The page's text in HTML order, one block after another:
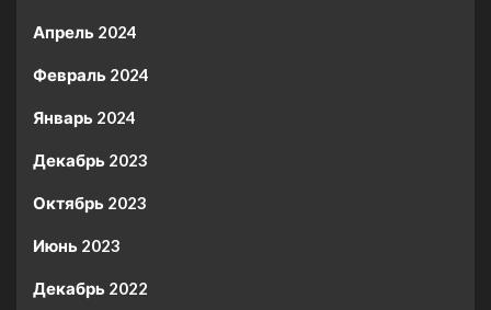
Апрель 2024
Февраль 2024
Январь 2024
Декабрь 2023
Октябрь 2023
Июнь 2023
Декабрь 2022